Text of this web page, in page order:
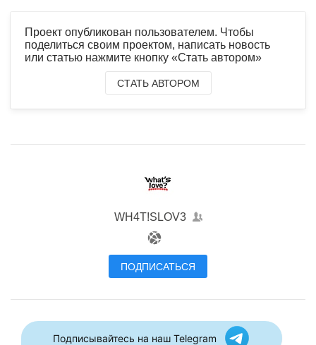
Проект опубликован пользователем. Чтобы
поделиться своим проектом, написать новость
или статью нажмите кнопку «Стать автором»
СТАТЬ АВТОРОМ
WH4T!SLOV3
ПОДПИСАТЬСЯ
Подписывайтесь на наш Telegram